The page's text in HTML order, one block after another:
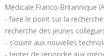
Médicale Franco-Britannique
- faire le point sur la
recherche des jeunes
- s’ouvrir aux nouvelles